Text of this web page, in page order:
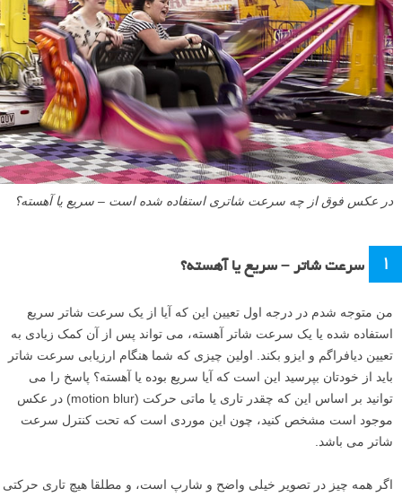
در عکس فوق از چه سرعت شاتری استفاده شده است – سریع یا آهسته؟
۱ سرعت شاتر – سریع یا آهسته؟
من متوجه شدم در درجه اول تعیین این که آیا از یک سرعت شاتر سریع
استفاده شده یا یک سرعت شاتر آهسته، می تواند پس از آن کمک زیادی به
تعیین دیافراگم و ایزو بکند. اولین چیزی که شما هنگام ارزیابی سرعت شاتر
باید از خودتان بپرسید این است که آیا سریع بوده یا آهسته؟ پاسخ را می
توانید بر اساس این که چقدر تاری یا ماتی حرکت (motion blur) در عکس
موجود است مشخص کنید، چون این موردی است که تحت کنترل سرعت
شاتر می باشد.
اگر همه چیز در تصویر خیلی واضح و شارپ است، و مطلقا هیچ تاری حرکتی